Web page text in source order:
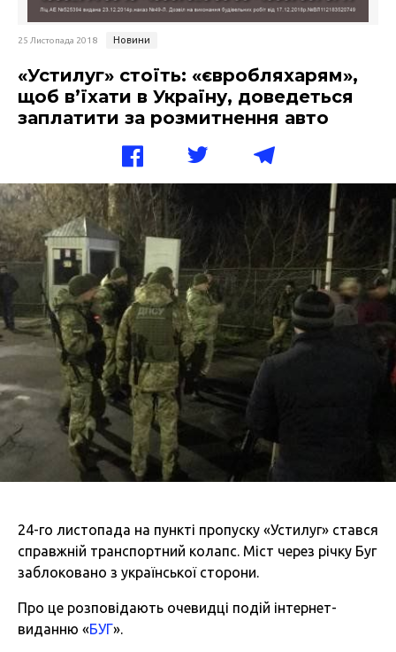
25 Листопада 2018 Новини
«Устилуг» стоїть: «євробляхарям»,
щоб в’їхати в Україну, доведеться
заплатити за розмитнення авто
24-го листопада на пункті пропуску «Устилуг» стався
справжній транспортний колапс. Міст через річку Буг
заблоковано з української сторони.
Про це розповідають очевидці подій інтернет-
виданню «БУГ».